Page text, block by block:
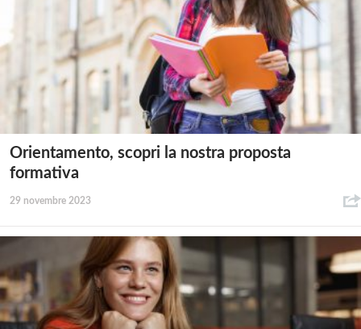
Orientamento, scopri la nostra proposta
formativa
29 novembre 2023